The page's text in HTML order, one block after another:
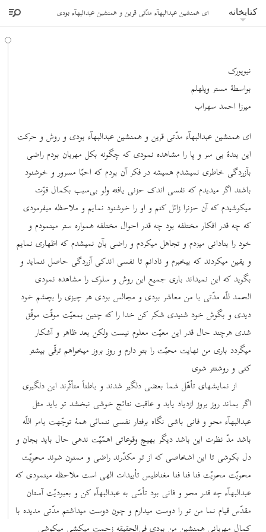
کتابخانه ای همنشین عبدالبهآء مدّتی قرین و همنشین عبدالبهآء بودی
نیویورک
بواسطۀ مستر ویلهلم
میرزا احمد سهراب
ای همنشین عبدالبهآء مدّتی قرین و همنشین عبدالبهآء بودی و روش و حرکت
این بندۀ بی سر و پا را مشاهده نمودی که چگونه بکل مهربان بودم راضی
بآزردگی خاطری نمیشدم همیشه در فکر آن بودم که احبّا مسرور و خوشنود
باشند اگر میدیدم که نفسی اندک حزنی یافته ولو بی‌سبب بکمال قوّت
میکوشیدم که آن حزنرا زائل کنم و او را خوشنود نمایم و ملاحظه میفرمودی
که چه ‌قدر افکار مختلفه بود چه‌ قدر احوال مختلفه همواره ستر مینمودم و
خود را بنادانی میزدم و تجاهل میکردم و راضی بآن نمیشدم که اظهاری نمایم
و یقین میکردند که بیخبرم و نادانم تا نفسی اندکی آزردگی حاصل ننماید و
بگوید که این نمیداند باری جمیع این روش و سلوک را مشاهده نمودی
الحمد للّه مدّتی با من معاشر بودی و مجالس بودی هر چیزی را بچشم خود
دیدی و بگوش خود شنیدی شکر کن خدا را که چنین بمعیّت موقّت موفّق
شدی هرچند حال قدر این معیّت معلوم نیست ولکن بعد ظاهر و آشکار
میگردد باری من نهایت محبّت را بتو دارم و روز بروز میخواهم ترقّی بیشتر
کنی و روشنتر شوی
از نمایشهای تأهّل شما بعضی دلگیر شدند و باطناً متأثّرند این دلگیری
اگر بماند روز بروز ازدیاد یابد و عاقبت نتائج خوشی نبخشد تو باید مثل
عبدالبهآء محو و فانی باشی نگاه برفتار نفسی ننمائی همۀ توجّهت بامر اللّه
باشد مدّ نظرت این باشد دیگر بهیچ وقوعاتی اهمّیّت ندهی حال باید بجان و
دل بکوشی تا این اشخاصی که از تو مکدّرند راضی و ممنون شوند محویّت
محویّت محویّت فنا فنا فنا مغناطیس تأییدات الهی است ملاحظه مینمودی که
عبدالبهآء چه‌ قدر محو و فانی بود تأسّی به عبدالبهآء کن و بعبودیّت آستان
مقدّس قیام نما من تو را دوست میدارم و چون دوست میداشتم مدّتی مدیده با